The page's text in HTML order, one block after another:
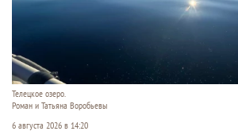
Телецкое озеро.
Роман и Татьяна Воробьевы
6 августа 2026 в 14:20